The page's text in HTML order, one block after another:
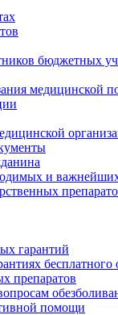
бюджетных
медицинской
и
гарантий
препаратов
помощи